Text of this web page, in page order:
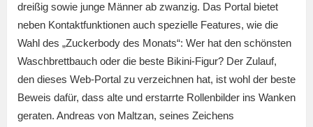
dreißig sowie junge Männer ab zwanzig. Das Portal bietet
neben Kontaktfunktionen auch spezielle Features, wie die
Wahl des „Zuckerbody des Monats“: Wer hat den schönsten
Waschbrettbauch oder die beste Bikini-Figur? Der Zulauf,
den dieses Web-Portal zu verzeichnen hat, ist wohl der beste
Beweis dafür, dass alte und erstarrte Rollenbilder ins Wanken
geraten. Andreas von Maltzan, seines Zeichens